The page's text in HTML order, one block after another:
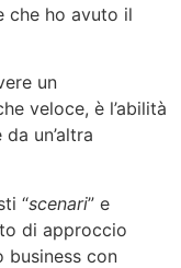
che ho avuto il
un
veloce, è l’abilità
un’altra
“scenari” e
di approccio
business con